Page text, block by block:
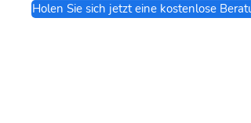
Holen Sie sich jetzt eine kostenlose